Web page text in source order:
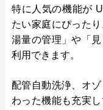
特に人気の機能が
たい家庭にぴった
湯量の管理」や「
利用できます。
配管自動洗浄、オ
わった機能も充実